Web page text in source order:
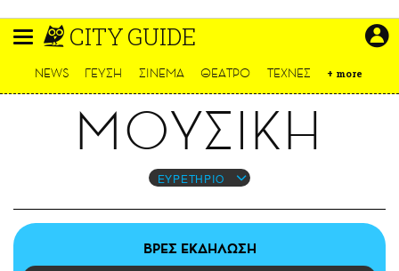
περιεχόμενο
CITY GUIDE
ΕΙΔΗΣΕΙΣ
CULTURE
ΑΠΟΨΕΙΣ
ΤΡΟΠΟΣ ΖΩΗΣ
NEWS ΓΕΥΣΗ ΣΙΝΕΜΑ ΘΕΑΤΡΟ ΤΕΧΝΕΣ + more
ΜΟΥΣΙΚΗ
ΕΥΡΕΤΗΡΙΟ
ΒΡΕΣ ΕΚΔΗΛΩΣΗ